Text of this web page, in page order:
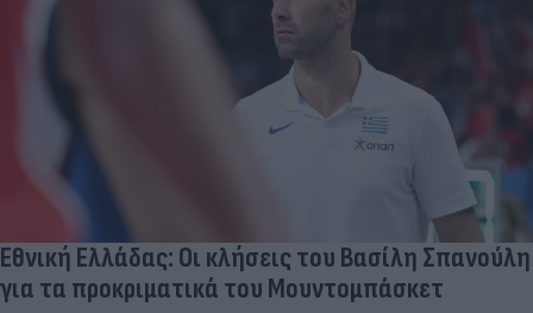
Εθνική Ελλάδας: Οι κλήσεις του Βασίλη Σπανούλη
για τα προκριματικά του Μουντομπάσκετ